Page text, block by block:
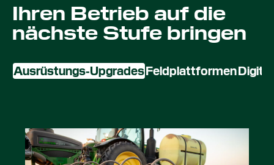
Ihren Betrieb auf die
nächste Stufe bringen
Ausrüstungs‑UpgradesFeldplattformen